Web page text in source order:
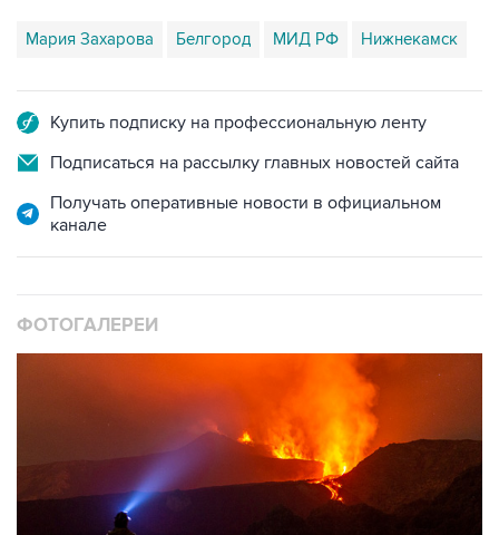
Мария Захарова Белгород МИД РФ Нижнекамск
Купить подписку на профессиональную ленту
Подписаться на рассылку главных новостей сайта
Получать оперативные новости в официальном
канале
ФОТОГАЛЕРЕИ